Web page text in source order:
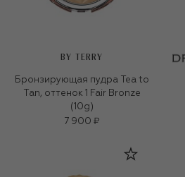
BY TERRY
Бронзирующая пудра Tea to
Tan, оттенок 1 Fair Bronze
(10g)
7 900 ₽